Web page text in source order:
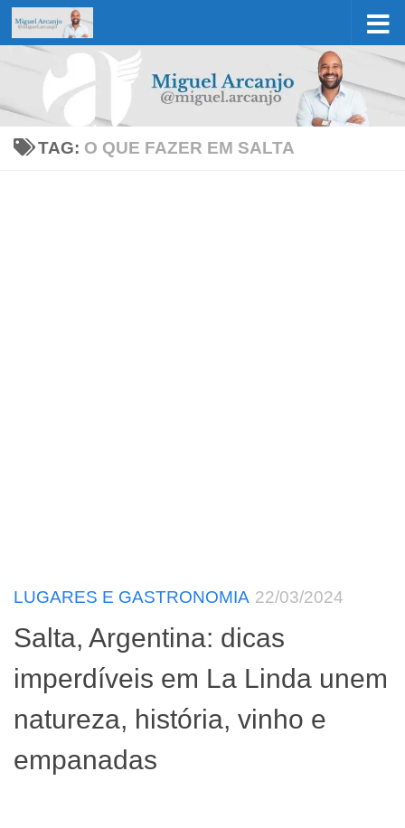
Skip to content
TAG: O QUE FAZER EM SALTA
LUGARES E GASTRONOMIA 22/03/2024
Salta, Argentina: dicas
imperdíveis em La Linda unem
natureza, história, vinho e
empanadas